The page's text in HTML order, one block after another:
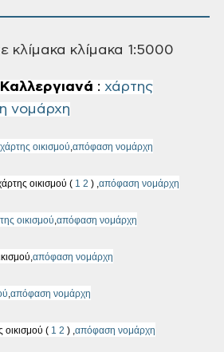
κλίμακα κλίμακα 1:5000
: χάρτης
νομάρχη
χάρτης οικισμού,απόφαση νομάρχη
οικισμού ( 1 2 ) ,απόφαση νομάρχη
οικισμού,απόφαση νομάρχη
απόφαση νομάρχη
,απόφαση νομάρχη
οικισμού ( 1 2 ) ,απόφαση νομάρχη